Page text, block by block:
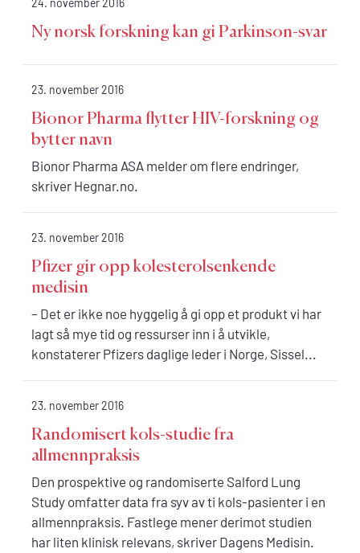
24. november 2016
Ny norsk forskning kan gi Parkinson-svar
23. november 2016
Bionor Pharma flytter HIV-forskning og
bytter navn
Bionor Pharma ASA melder om flere endringer,
skriver Hegnar.no.
23. november 2016
Pfizer gir opp kolesterolsenkende
medisin
– Det er ikke noe hyggelig å gi opp et produkt vi har
lagt så mye tid og ressurser inn i å utvikle,
konstaterer Pfizers daglige leder i Norge, Sissel...
23. november 2016
Randomisert kols-studie fra
allmennpraksis
Den prospektive og randomiserte Salford Lung
Study omfatter data fra syv av ti kols-pasienter i en
allmennpraksis. Fastlege mener derimot studien
har liten klinisk relevans, skriver Dagens Medisin.